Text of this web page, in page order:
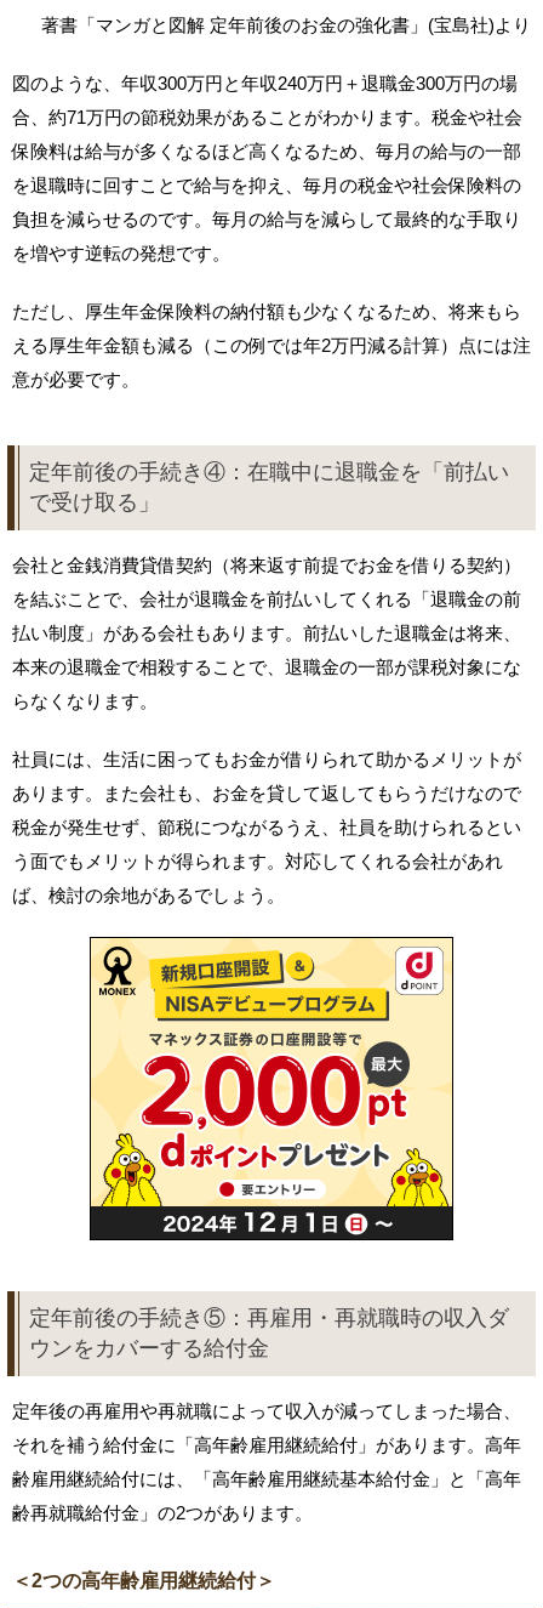
著書「マンガと図解 定年前後のお金の強化書」(宝島社)より
図のような、年収300万円と年収240万円＋退職金300万円の場
合、約71万円の節税効果があることがわかります。税金や社会
保険料は給与が多くなるほど高くなるため、毎月の給与の一部
を退職時に回すことで給与を抑え、毎月の税金や社会保険料の
負担を減らせるのです。毎月の給与を減らして最終的な手取り
を増やす逆転の発想です。
ただし、厚生年金保険料の納付額も少なくなるため、将来もら
える厚生年金額も減る（この例では年2万円減る計算）点には注
意が必要です。
定年前後の手続き④：在職中に退職金を「前払い
で受け取る」
会社と金銭消費貸借契約（将来返す前提でお金を借りる契約）
を結ぶことで、会社が退職金を前払いしてくれる「退職金の前
払い制度」がある会社もあります。前払いした退職金は将来、
本来の退職金で相殺することで、退職金の一部が課税対象にな
らなくなります。
社員には、生活に困ってもお金が借りられて助かるメリットが
あります。また会社も、お金を貸して返してもらうだけなので
税金が発生せず、節税につながるうえ、社員を助けられるとい
う面でもメリットが得られます。対応してくれる会社があれ
ば、検討の余地があるでしょう。
定年前後の手続き⑤：再雇用・再就職時の収入ダ
ウンをカバーする給付金
定年後の再雇用や再就職によって収入が減ってしまった場合、
それを補う給付金に「高年齢雇用継続給付」があります。高年
齢雇用継続給付には、「高年齢雇用継続基本給付金」と「高年
齢再就職給付金」の2つがあります。
＜2つの高年齢雇用継続給付＞